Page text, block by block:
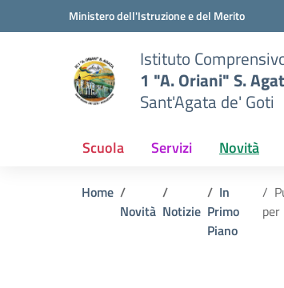
Vai ai contenuti
Vai al menu di navigazioneMinistero dell'Istruzione e del Merito
Istituto
1 "A. Oriani" S.
Sant'Agata de' Goti
Scuola Servizi Novità
Home
Novità Notizie
In
Primo
Piano